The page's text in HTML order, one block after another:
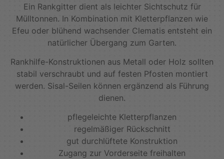
Ein Rankgitter dient als leichter Sichtschutz für
Mülltonnen. In Kombination mit Kletterpflanzen wie
Efeu oder blühend wachsender Clematis entsteht ein
natürlicher Übergang zum Garten.
Rankhilfe-Konstruktionen aus Metall oder Holz sollten
stabil verschraubt und auf festen Pfosten montiert
werden. Sisal-Seilen können ergänzend als Führung
dienen.
pflegeleichte Kletterpflanzen
regelmäßiger Rückschnitt
gut durchlüftete Konstruktion
Zugang zur Vorderseite freihalten